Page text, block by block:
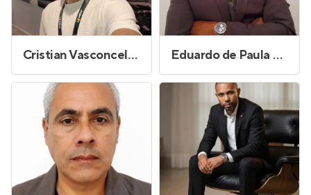
Cristian Vasconcelos Pereira Eduardo de Paula Lima